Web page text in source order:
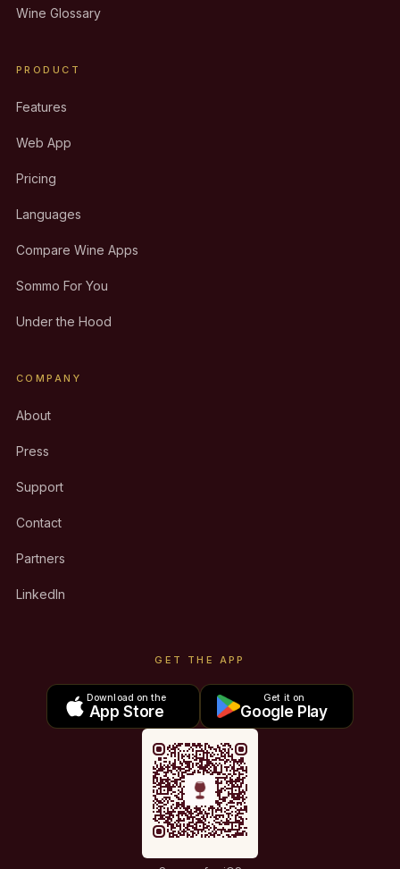
Wine Glossary
PRODUCT
Features
Web App
Pricing
Languages
Compare Wine Apps
Sommo For You
Under the Hood
COMPANY
About
Press
Support
Contact
Partners
LinkedIn
GET THE APP
Download on the
App Store
Get it on
Google Play